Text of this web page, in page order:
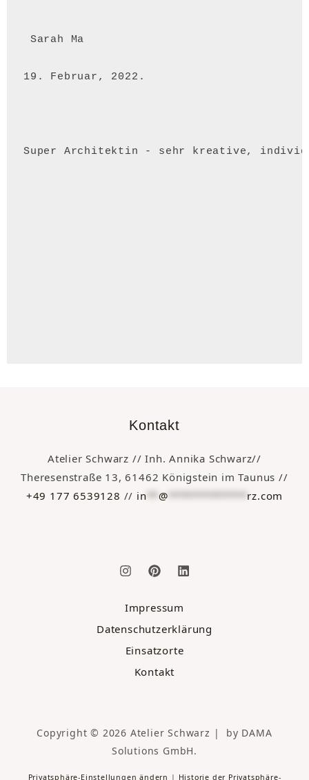
Sarah Ma
19. Februar, 2022.
Super Architektin - sehr kreative,
Kontakt
Atelier Schwarz // Inh. Annika Schwarz//
Theresenstraße 13, 61462 Königstein im Taunus //
+49 177 6539128 // in **@ rz.com
Impressum
Datenschutzerklärung
Einsatzorte
Kontakt
Copyright © 2026 Atelier Schwarz | by DAMA
Solutions GmbH.
Privatsphäre-Einstellungen ändern | Historie der Privatsphäre-